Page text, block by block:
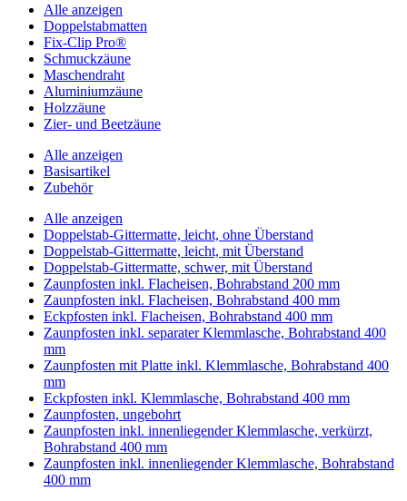
Alle anzeigen
Doppelstabmatten
Fix-Clip Pro®
Schmuckzäune
Maschendraht
Aluminiumzäune
Holzzäune
Zier- und Beetzäune
Alle anzeigen
Basisartikel
Zubehör
Alle anzeigen
Doppelstab-Gittermatte, leicht, ohne Überstand
Doppelstab-Gittermatte, leicht, mit Überstand
Doppelstab-Gittermatte, schwer, mit Überstand
Zaunpfosten inkl. Flacheisen, Bohrabstand 200 mm
Zaunpfosten inkl. Flacheisen, Bohrabstand 400 mm
Eckpfosten inkl. Flacheisen, Bohrabstand 400 mm
Zaunpfosten inkl. separater Klemmlasche, Bohrabstand 400
mm
Zaunpfosten mit Platte inkl. Klemmlasche, Bohrabstand 400
mm
Eckpfosten inkl. Klemmlasche, Bohrabstand 400 mm
Zaunpfosten, ungebohrt
Zaunpfosten inkl. innenliegender Klemmlasche, verkürzt,
Bohrabstand 400 mm
Zaunpfosten inkl. innenliegender Klemmlasche, Bohrabstand
400 mm